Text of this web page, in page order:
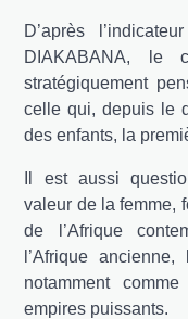
D’après
DIAKABANA, le
stratégiquement
celle qui, depuis le
des enfants, la
Il est aussi
valeur de la femme,
de l’Afrique
l’Afrique
notamment
empires puissants.